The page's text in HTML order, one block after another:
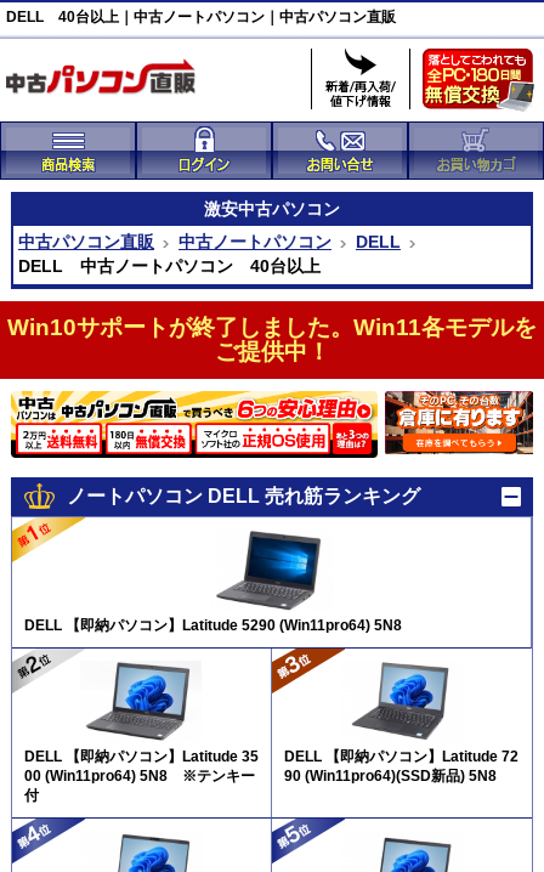
DELL 40台以上｜中古ノートパソコン｜中古パソコン直販
激安中古パソコン
中古パソコン直販
中古ノートパソコン
DELL
DELL 中古ノートパソコン 40台以上
Win10サポートが終了しました。Win11各モデルを
ご提供中！
ノートパソコン DELL 売れ筋ランキング
DELL 【即納パソコン】Latitude 5290 (Win11pro64) 5N8
DELL 【即納パソコン】Latitude 35
00 (Win11pro64) 5N8 ※テンキー
付
DELL 【即納パソコン】Latitude 72
90 (Win11pro64)(SSD新品) 5N8